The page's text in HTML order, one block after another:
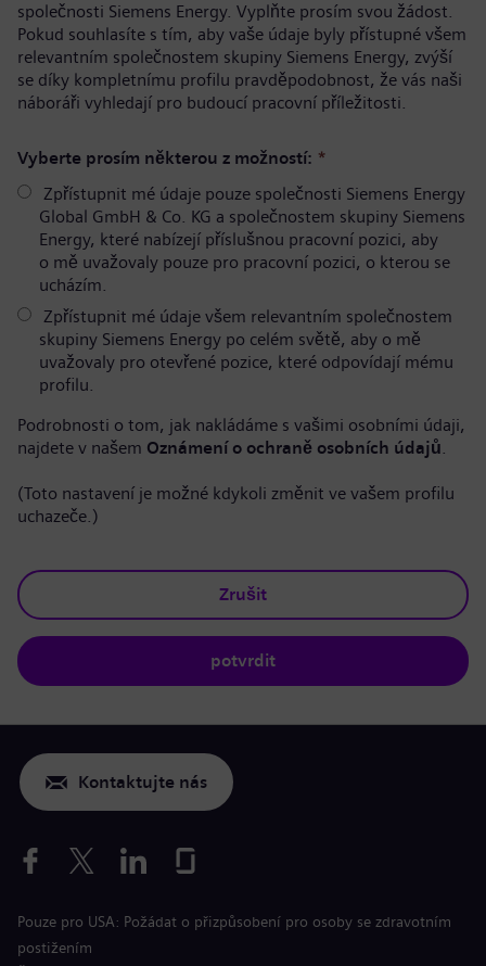
společnosti Siemens Energy. Vyplňte prosím svou žádost.
Pokud souhlasíte s tím, aby vaše údaje byly přístupné všem
relevantním společnostem skupiny Siemens Energy, zvýší
se díky kompletnímu profilu pravděpodobnost, že vás naši
náboráři vyhledají pro budoucí pracovní příležitosti.
Vyberte prosím některou z možností: *
Zpřístupnit mé údaje pouze společnosti Siemens Energy
Global GmbH & Co. KG a společnostem skupiny Siemens
Energy, které nabízejí příslušnou pracovní pozici, aby
o mě uvažovaly pouze pro pracovní pozici, o kterou se
ucházím.
Zpřístupnit mé údaje všem relevantním společnostem
skupiny Siemens Energy po celém světě, aby o mě
uvažovaly pro otevřené pozice, které odpovídají mému
profilu.
Podrobnosti o tom, jak nakládáme s vašimi osobními údaji,
najdete v našem Oznámení o ochraně osobních údajů.
(Toto nastavení je možné kdykoli změnit ve vašem profilu
uchazeče.)
Zrušit
potvrdit
Kontaktujte nás
Pouze pro USA: Požádat o přizpůsobení pro osoby se zdravotním
postižením